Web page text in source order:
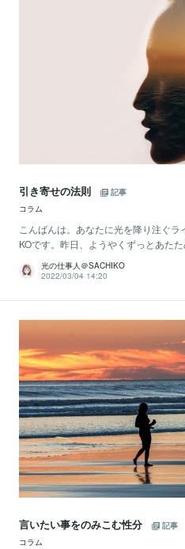
引き寄せの法則
記事
コラム
こんばんは。あなたに光を降り注ぐ
KOです。昨日、ようやくずっとあた
光の仕事人＠SACHIKO
2022/03/04 14:20
言いたい事をのみこむ性分
記事
コラム